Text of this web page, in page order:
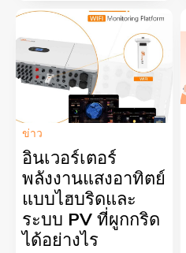
ข่าว
อินเวอร์เตอร์
พลังงานแสงอาทิตย์
แบบไฮบริดและ
ระบบ PV ที่ผูกกริด
ได้อย่างไร